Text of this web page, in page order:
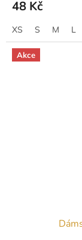
48 Kč
XS S M L
Akce